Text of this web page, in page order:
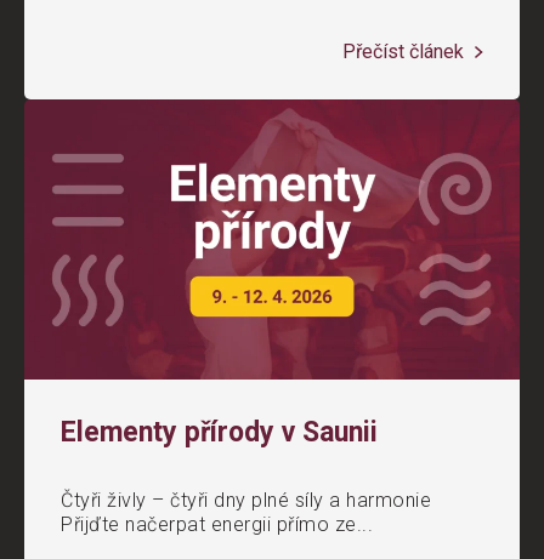
Přečíst článek
Elementy přírody v Saunii
Čtyři živly – čtyři dny plné síly a harmonie
Přijďte načerpat energii přímo ze...